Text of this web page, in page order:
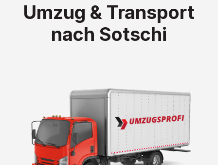
Umzug & Transport
nach Sotschi